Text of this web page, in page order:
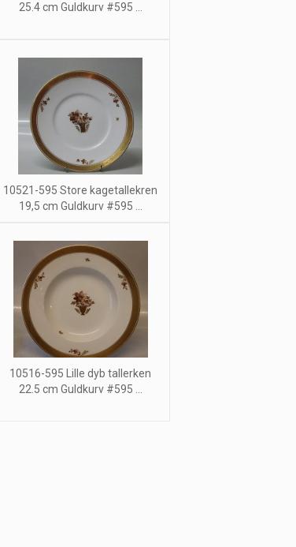
25.4 cm Guldkurv #595 ...
10521-595 Store kagetallekren
19,5 cm Guldkurv #595 ...
10516-595 Lille dyb tallerken
22.5 cm Guldkurv #595 ...